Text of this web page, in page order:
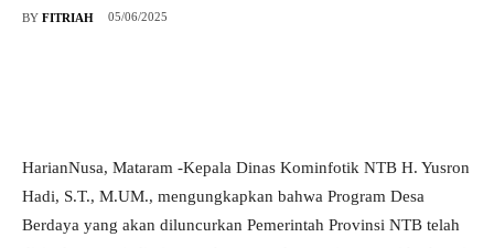
BY FITRIAH 05/06/2025
HarianNusa, Mataram -Kepala Dinas Kominfotik NTB H. Yusron
Hadi, S.T., M.UM., mengungkapkan bahwa Program Desa
Berdaya yang akan diluncurkan Pemerintah Provinsi NTB telah